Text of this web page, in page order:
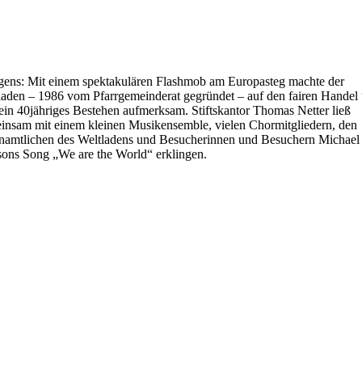
Mit einem spektakulären Flashmob am Europasteg machte der
– 1986 vom Pfarrgemeinderat gegründet – auf den fairen Handel
40jähriges Bestehen aufmerksam. Stiftskantor Thomas Netter ließ
mit einem kleinen Musikensemble, vielen Chormitgliedern, den
des Weltladens und Besucherinnen und Besuchern Michael
Song „We are the World“ erklingen.